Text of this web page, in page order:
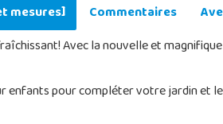
mesures] Commentaires
Avec la nouvelle et
enfants pour compléter votre jardin et